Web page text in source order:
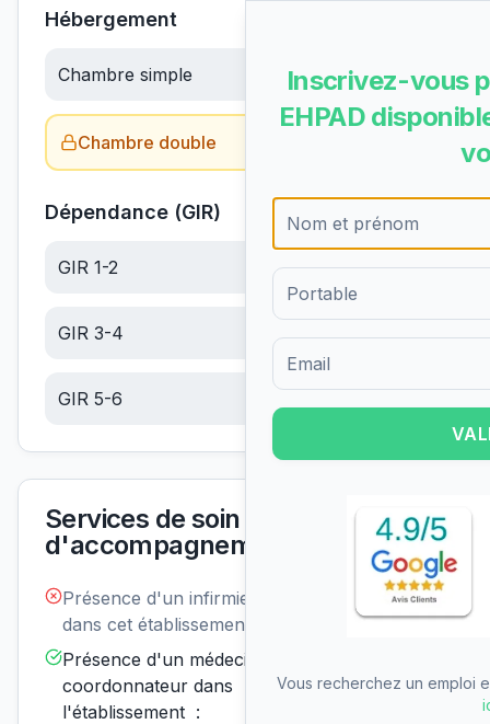
Hébergement
Chambre simple 68.26€/jour
Chambre double
Dépendance (GIR)
GIR 1-2 22.63€/jour
GIR 3-4 14.36€/jour
GIR 5-6
Services de soin et
d'accompagnement
Présence d'un infirmier de nuit
dans cet établissement :
Non
disponible
Présence d'un médecin
coordonnateur dans
l'établissement :
Inscrivez-vous
EHPAD
Formulaire d'inscription pour
Vous recherchez un emploi